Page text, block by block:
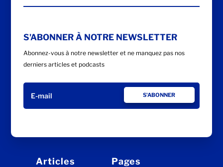
S'ABONNER À NOTRE NEWSLETTER
Abonnez-vous à notre newsletter et ne manquez pas nos
derniers articles et podcasts
S'ABONNER
Articles
Pages